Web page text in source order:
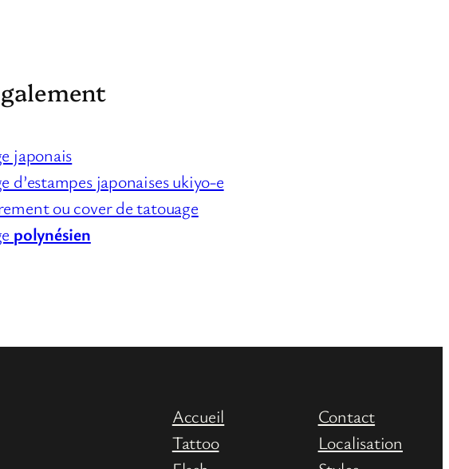
japonais
d’estampes japonaises ukiyo-e
ou cover de tatouage
polynésien
Accueil
Tattoo
Contact
Localisation